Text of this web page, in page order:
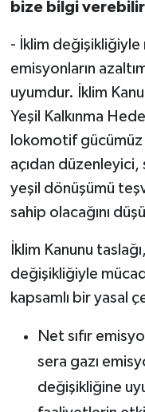
bize bilgi
- İklim
emisyonların
uyumdur. İklim
Yeşil Kalkınma
lokomotif gücümüz
açıdan düzenleyici,
yeşil dönüşümü
sahip olacağını
İklim Kanunu
değişikliğiyle
kapsamlı bir yasal
Net sıfır
sera gazı
değişikliğine